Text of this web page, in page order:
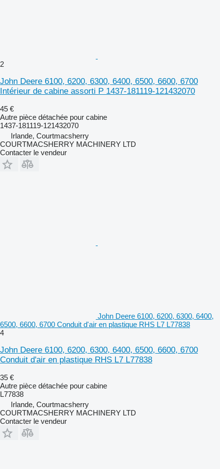
2
John Deere 6100, 6200, 6300, 6400, 6500, 6600, 6700
Intérieur de cabine assorti P 1437-181119-121432070
45 €
Autre pièce détachée pour cabine
1437-181119-121432070
Irlande, Courtmacsherry
COURTMACSHERRY MACHINERY LTD
Contacter le vendeur
John Deere 6100, 6200, 6300, 6400,
6500, 6600, 6700 Conduit d'air en plastique RHS L7 L77838
4
John Deere 6100, 6200, 6300, 6400, 6500, 6600, 6700
Conduit d'air en plastique RHS L7 L77838
35 €
Autre pièce détachée pour cabine
L77838
Irlande, Courtmacsherry
COURTMACSHERRY MACHINERY LTD
Contacter le vendeur